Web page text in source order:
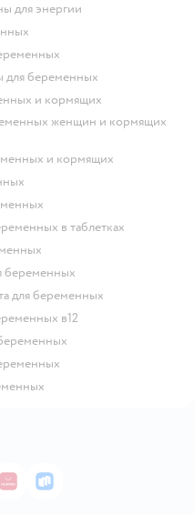
для энергии
для беременных
и кормящих
и кормящих
в таблетках
беременных
для беременных
в12
Play
AppGallery
RuStore